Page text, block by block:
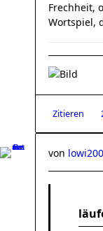
Frechheit,
Wortspiel,
Zitieren
von